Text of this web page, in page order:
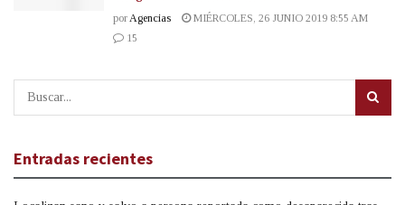
por Agencias
MIÉRCOLES, 26 JUNIO 2019 8:55 AM
15
Entradas recientes